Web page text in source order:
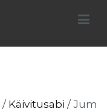
/ Käivitusabi / Jum